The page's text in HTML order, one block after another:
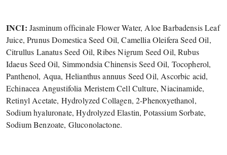
INCI: Jasminum officinale Flower Water, Aloe Barbadensis Leaf
Juice, Prunus Domestica Seed Oil, Camellia Oleifera Seed Oil,
Citrullus Lanatus Seed Oil, Ribes Nigrum Seed Oil, Rubus
Idaeus Seed Oil, Simmondsia Chinensis Seed Oil, Tocopherol,
Panthenol, Aqua, Helianthus annuus Seed Oil, Ascorbic acid,
Echinacea Angustifolia Meristem Cell Culture, Niacinamide,
Retinyl Acetate, Hydrolyzed Collagen, 2-Phenoxyethanol,
Sodium hyaluronate, Hydrolyzed Elastin, Potassium Sorbate,
Sodium Benzoate, Gluconolactone.